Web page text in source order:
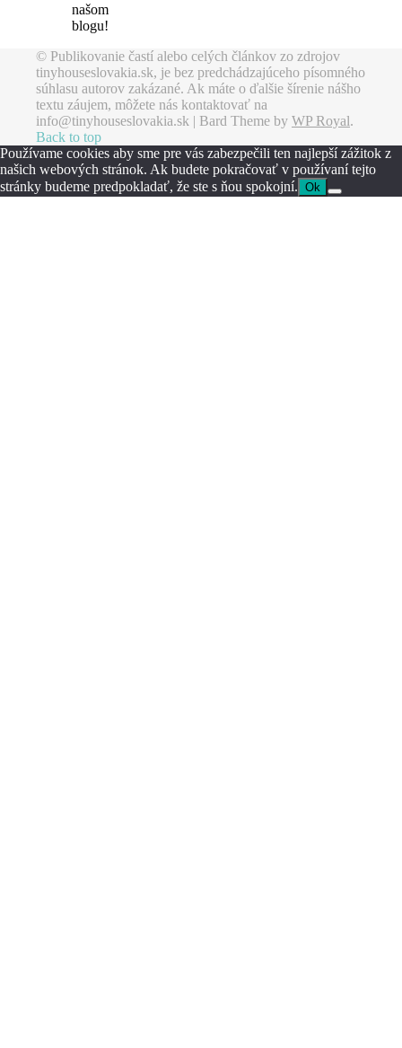
našom
blogu!
© Publikovanie častí alebo celých článkov zo zdrojov
tinyhouseslovakia.sk, je bez predchádzajúceho písomného
súhlasu autorov zakázané. Ak máte o ďalšie šírenie nášho
textu záujem, môžete nás kontaktovať na
info@tinyhouseslovakia.sk | Bard Theme by WP Royal.
Back to top
Používame cookies aby sme pre vás zabezpečili ten najlepší zážitok z
našich webových stránok. Ak budete pokračovať v používaní tejto
stránky budeme predpokladať, že ste s ňou spokojní. Ok